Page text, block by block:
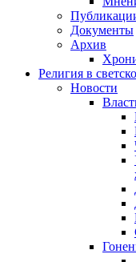
Документы
Архив
Религия в
Новости